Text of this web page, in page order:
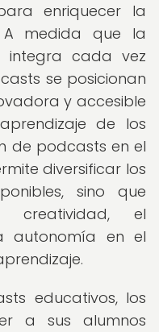
enriquecer la
A medida que la
integra cada vez
se posicionan
y accesible
de los
de podcasts en el
diversificar los
sino que
creatividad, el
autonomía en el
educativos, los
a sus alumnos